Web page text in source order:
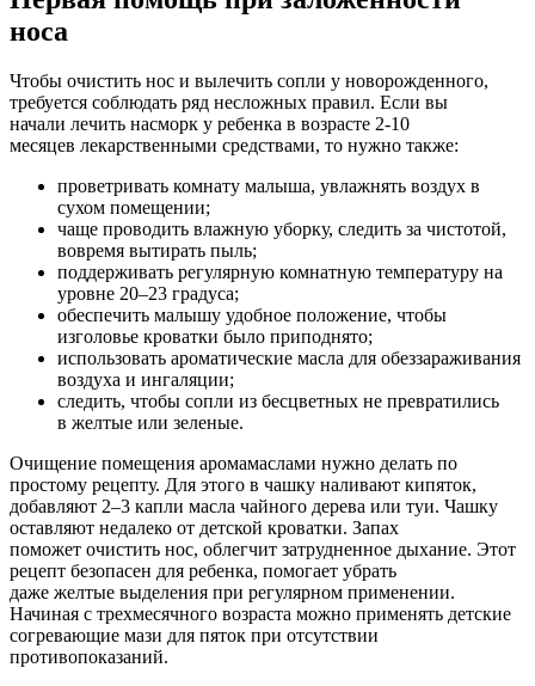
носа
Чтобы очистить нос и вылечить сопли у новорожденного,
требуется соблюдать ряд несложных правил. Если вы
начали лечить насморк у ребенка в возрасте 2-10
месяцев лекарственными средствами, то нужно также:
проветривать комнату малыша, увлажнять воздух в
сухом помещении;
чаще проводить влажную уборку, следить за чистотой,
вовремя вытирать пыль;
поддерживать регулярную комнатную температуру на
уровне 20–23 градуса;
обеспечить малышу удобное положение, чтобы
изголовье кроватки было приподнято;
использовать ароматические масла для обеззараживания
воздуха и ингаляции;
следить, чтобы сопли из бесцветных не превратились
в желтые или зеленые.
Очищение помещения аромамаслами нужно делать по
простому рецепту. Для этого в чашку наливают кипяток,
добавляют 2–3 капли масла чайного дерева или туи. Чашку
оставляют недалеко от детской кроватки. Запах
поможет очистить нос, облегчит затрудненное дыхание. Этот
рецепт безопасен для ребенка, помогает убрать
даже желтые выделения при регулярном применении.
Начиная с трехмесячного возраста можно применять детские
согревающие мази для пяток при отсутствии
противопоказаний.